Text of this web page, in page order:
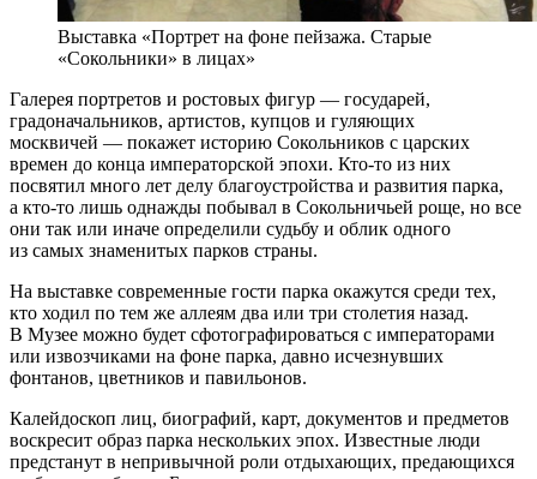
Выставка «Портрет на фоне пейзажа. Старые
«Сокольники» в лицах»
Галерея портретов и ростовых фигур — государей,
градоначальников, артистов, купцов и гуляющих
москвичей — покажет историю Сокольников с царских
времен до конца императорской эпохи. Кто-то из них
посвятил много лет делу благоустройства и развития парка,
а кто-то лишь однажды побывал в Сокольничьей роще, но все
они так или иначе определили судьбу и облик одного
из самых знаменитых парков страны.
На выставке современные гости парка окажутся среди тех,
кто ходил по тем же аллеям два или три столетия назад.
В Музее можно будет сфотографироваться с императорами
или извозчиками на фоне парка, давно исчезнувших
фонтанов, цветников и павильонов.
Калейдоскоп лиц, биографий, карт, документов и предметов
воскресит образ парка нескольких эпох. Известные люди
предстанут в непривычной роли отдыхающих, предающихся